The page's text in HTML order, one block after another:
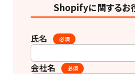
Shopifyに関するお
氏名 必須
会社名 必須